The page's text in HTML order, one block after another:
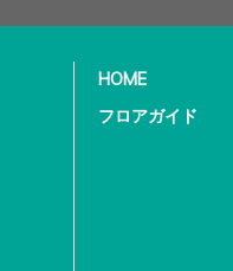
HOME
フロアガイド